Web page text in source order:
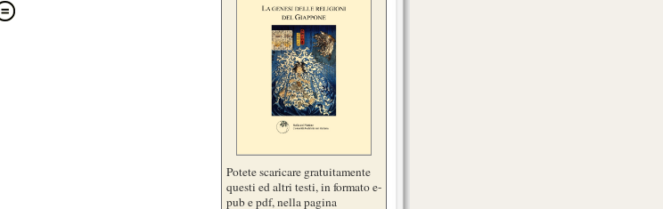
Potete scaricare gratuitamente
questi ed altri testi, in formato e-
pub e pdf, nella pagina